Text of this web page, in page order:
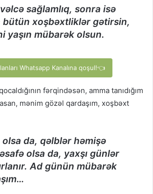
sağlamlıq, sonra isə
bütün xoşbəxtliklər gətirsin,
yaşın mübarək olsun.
Whatsapp Kanalına qoşul!👈
fərqindəsən, amma tanıdığım
mənim gözəl qardaşım, xoşbəxt
olsa da, qəlblər həmişə
olsa da, yaxşı günlər
Ad günün mübarək